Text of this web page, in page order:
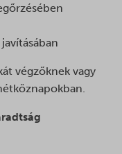
végzőknek vagy